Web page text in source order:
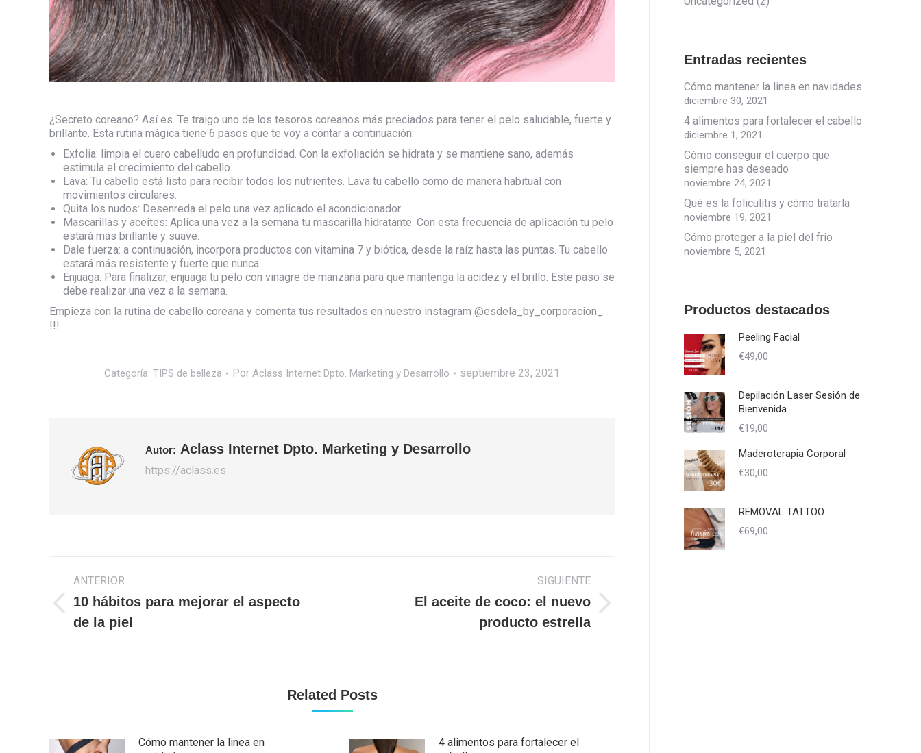
¿Secreto coreano? Así es. Te traigo uno de los tesoros coreanos más preciados para tener el pelo saludable, fuerte y
brillante. Esta rutina mágica tiene 6 pasos que te voy a contar a continuación:
Exfolia: limpia el cuero cabelludo en profundidad. Con la exfoliación se hidrata y se mantiene sano, además
estimula el crecimiento del cabello.
Lava: Tu cabello está listo para recibir todos los nutrientes. Lava tu cabello como de manera habitual con
movimientos circulares.
Quita los nudos: Desenreda el pelo una vez aplicado el acondicionador.
Mascarillas y aceites: Aplica una vez a la semana tu mascarilla hidratante. Con esta frecuencia de aplicación tu pelo
estará más brillante y suave.
Dale fuerza: a continuación, incorpora productos con vitamina 7 y biótica, desde la raíz hasta las puntas. Tu cabello
estará más resistente y fuerte que nunca.
Enjuaga: Para finalizar, enjuaga tu pelo con vinagre de manzana para que mantenga la acidez y el brillo. Este paso se
debe realizar una vez a la semana.
Empieza con la rutina de cabello coreana y comenta tus resultados en nuestro instagram @esdela_by_corporacion_
!!!
Categoría: TIPS de belleza Por Aclass Internet Dpto. Marketing y Desarrollo septiembre 23, 2021
Autor: Aclass Internet Dpto. Marketing y Desarrollo
https://aclass.es
entre
publicaciones
ANTERIOR
Publicación
anterior:
10 hábitos para mejorar el aspecto
de la piel
SIGUIENTE
El aceite de coco: el nuevo
producto estrella
Related Posts
Cómo mantener la linea en
4 alimentos para fortalecer el
Entradas recientes
Cómo mantener la linea en navidades
diciembre 30, 2021
4 alimentos para fortalecer el cabello
diciembre 1, 2021
Cómo conseguir el cuerpo que
siempre has deseado
noviembre 24, 2021
Qué es la foliculitis y cómo tratarla
noviembre 19, 2021
Cómo proteger a la piel del frio
noviembre 5, 2021
Productos destacados
Peeling Facial
€49,00
Depilación Laser Sesión de
Bienvenida
€19,00
Maderoterapia Corporal
€30,00
REMOVAL TATTOO
€69,00